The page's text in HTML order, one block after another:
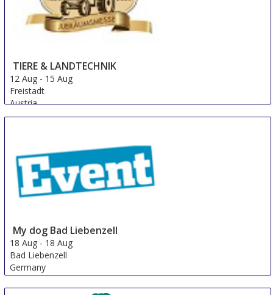
TIERE & LANDTECHNIK
12 Aug - 15 Aug
Freistadt
Austria
My dog ​​Bad Liebenzell
18 Aug - 18 Aug
Bad Liebenzell
Germany